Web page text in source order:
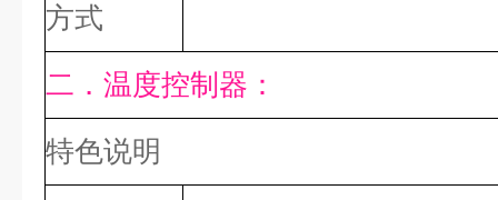
方式
二．温度控制器：
特色说明